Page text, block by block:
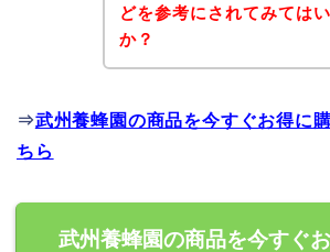
どを参考にされてみては
か？
⇒武州養蜂園の商品を今すぐお得に
ちら
武州養蜂園の商品を今すぐ